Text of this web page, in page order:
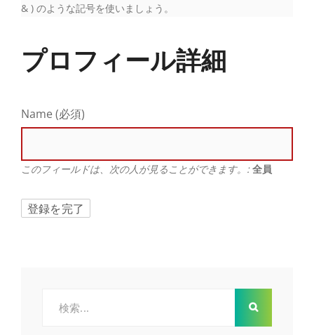
& ) のような記号を使いましょう。
プロフィール詳細
Name(必須)
このフィールドは、次の人が見ることができます。:全員